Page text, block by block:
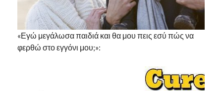
«Εγώ μεγάλωσα παιδιά και θα μου πεις εσύ πώς να
φερθώ στο εγγόνι μου;»: